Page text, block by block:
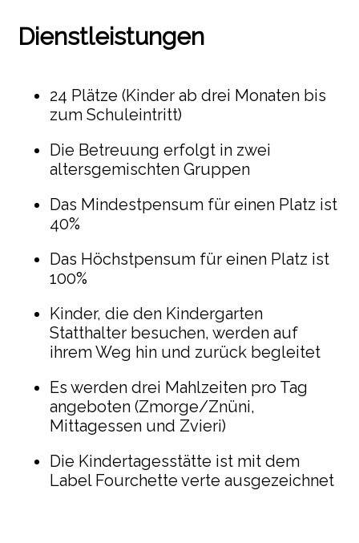
Dienstleistungen
24 Plätze (Kinder ab drei Monaten bis
zum Schuleintritt)
Die Betreuung erfolgt in zwei
altersgemischten Gruppen
Das Mindestpensum für einen Platz ist
40%
Das Höchstpensum für einen Platz ist
100%
Kinder, die den Kindergarten
Statthalter besuchen, werden auf
ihrem Weg hin und zurück begleitet
Es werden drei Mahlzeiten pro Tag
angeboten (Zmorge/Znüni,
Mittagessen und Zvieri)
Die Kindertagesstätte ist mit dem
Label Fourchette verte ausgezeichnet